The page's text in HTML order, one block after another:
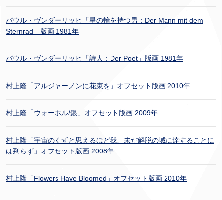
パウル・ヴンダーリッヒ「星の輪を持つ男：Der Mann mit dem
Sternrad」版画 1981年
パウル・ヴンダーリッヒ「詩人：Der Poet」版画 1981年
村上隆「アルジャーノンに花束を」オフセット版画 2010年
村上隆「ウォーホル/銀」オフセット版画 2009年
村上隆「宇宙のくずと思えるほど我、未だ解脱の域に達することに
は到らず」オフセット版画 2008年
村上隆「Flowers Have Bloomed」オフセット版画 2010年